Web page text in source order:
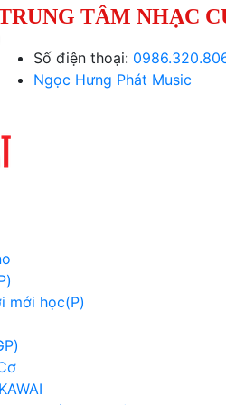
TÂM NHẠC
Số điện thoại:
Ngọc Hưng Phát Music
mới học(P)